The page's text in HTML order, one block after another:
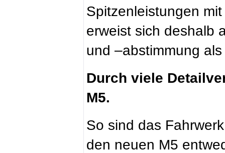
Spitzenleistungen
erweist sich deshalb
und –abstimmung
Durch viele
M5.
So sind das
den neuen M5